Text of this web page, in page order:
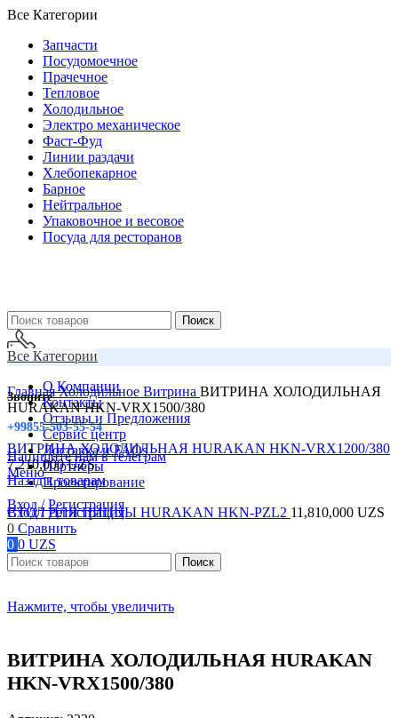
Все Категории
Запчасти
Посудомоечное
Прачечное
Тепловое
Холодильное
Электро механическое
Фаст-Фуд
Линии раздачи
Хлебопекарное
Барное
Нейтральное
Упаковочное и весовое
Посуда для ресторанов
Поиск
Звоните
+99855-503-55-54
Напишите нам в телеграм
Меню
Вход / Регистрация
Все Категории
О Компании
Контакты
Отзывы и Предложения
Сервис центр
Доставка и FAQs
Партнеры
Проектирование
Вход / Регистрация
0 Сравнить
0 0 UZS
Поиск
ГлавнаяХолодильное Витрина ВИТРИНА ХОЛОДИЛЬНАЯ
HURAKAN HKN-VRX1500/380
ВИТРИНА ХОЛОДИЛЬНАЯ HURAKAN HKN-VRX1200/380
7,210,000UZS
Назад к товарам
СТОЛ ДЛЯ ПИЦЦЫ HURAKAN HKN-PZL2 11,810,000 UZS
Нажмите, чтобы увеличить
ВИТРИНА ХОЛОДИЛЬНАЯ HURAKAN
HKN-VRX1500/380